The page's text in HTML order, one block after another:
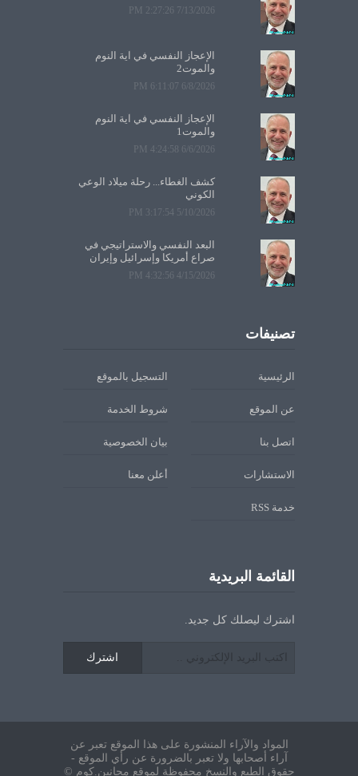
7/13/2026 2:27:26 PM
الإعجاز النفسي في آية النوم
والموت2
6/8/2026 6:11:07 PM
الإعجاز النفسي في آية النوم
والموت1
6/6/2026 4:24:58 PM
كشف الغطاء... رحلة ميلاد الوعي
الكوني
5/10/2026 3:17:54 PM
البعد النفسي والاستراتيجي في
صراع أمريكا وإسرائيل وإيران
4/15/2026 4:32:56 PM
تصنيفات
الرئيسية التسجيل بالموقع
عن الموقع شروط الخدمة
اتصل بنا بيان الخصوصية
الاستشارات أعلن معنا
خدمة RSS
القائمة البريدية
اشترك ليصلك كل جديد.
اشترك
المواد والآراء المنشورة على هذا الموقع تعبر عن
آراء أصحابها ولا تعبر بالضرورة عن رأي الموقع -
حقوق الطبع والنسخ محفوظة لموقع مجانين.كوم ©